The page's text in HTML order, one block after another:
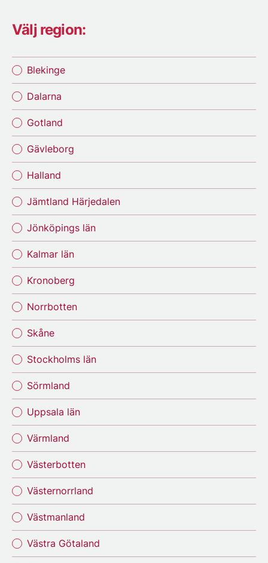
Välj region:
Blekinge
Dalarna
Gotland
Gävleborg
Halland
Jämtland Härjedalen
Jönköpings län
Kalmar län
Kronoberg
Norrbotten
Skåne
Stockholms län
Sörmland
Uppsala län
Värmland
Västerbotten
Västernorrland
Västmanland
Västra Götaland